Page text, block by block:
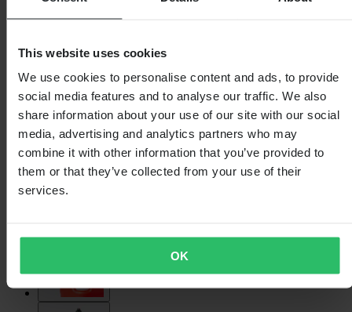
This website uses cookies
We use cookies to personalise content and ads, to provide
social media features and to analyse our traffic. We also
share information about your use of our site with our social
media, advertising and analytics partners who may
combine it with other information that you’ve provided to
them or that they’ve collected from your use of their
services.
OK